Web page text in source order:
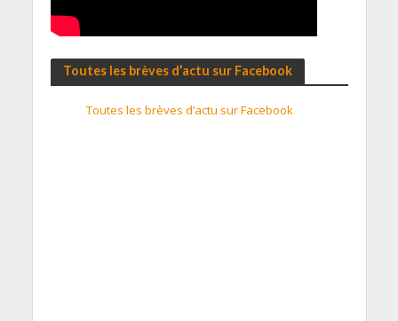
Toutes les brèves d’actu sur Facebook
Toutes les brèves d’actu sur Facebook